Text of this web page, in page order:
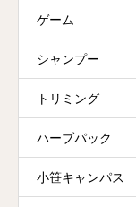
ゲーム
シャンプー
トリミング
ハーブパック
小笹キャンパス